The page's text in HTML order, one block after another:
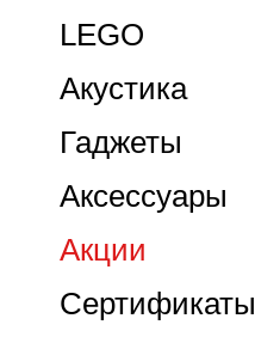
Сертификаты
Акции
Аксессуары
Гаджеты
Акустика
LEGO